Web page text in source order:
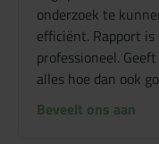
onderzoek te
efficiënt. Rapport
professioneel.
alles hoe dan ook
Beveelt ons aan